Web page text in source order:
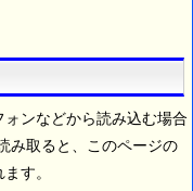
ンなどから読み込む場合
み取ると、このページの
す。